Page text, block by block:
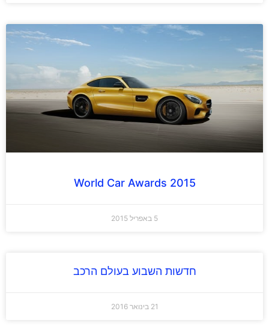
2015 World Car Awards
5 באפריל 2015
חדשות השבוע בעולם הרכב
21 בינואר 2016